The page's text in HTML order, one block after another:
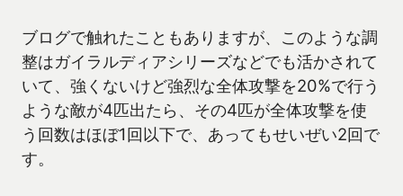
ブログで触れたこともありますが、このような調
整はガイラルディアシリーズなどでも活かされて
いて、強くないけど強烈な全体攻撃を20%で行う
ような敵が4匹出たら、その4匹が全体攻撃を使
う回数はほぼ1回以下で、あってもせいぜい2回で
す。